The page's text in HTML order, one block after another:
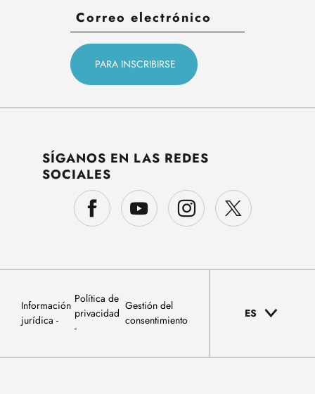
SÍGANOS EN LAS REDES
SOCIALES
Información
jurídica
Política de
privacidad
Gestión del
consentimiento
ES